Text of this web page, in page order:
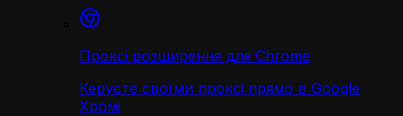
Проксі розширення для Chrome
Керуєте своїми проксі прямо в Google
Хромі